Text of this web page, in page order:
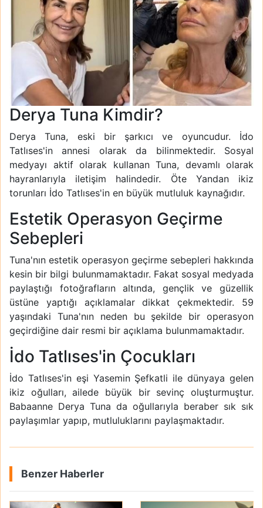
Derya Tuna Kimdir?
Derya Tuna, eski bir şarkıcı ve oyuncudur. İdo
Tatlıses'in annesi olarak da bilinmektedir. Sosyal
medyayı aktif olarak kullanan Tuna, devamlı olarak
hayranlarıyla iletişim halindedir. Öte Yandan ikiz
torunları İdo Tatlıses'in en büyük mutluluk kaynağıdır.
Estetik Operasyon Geçirme
Sebepleri
Tuna'nın estetik operasyon geçirme sebepleri hakkında
kesin bir bilgi bulunmamaktadır. Fakat sosyal medyada
paylaştığı fotoğrafların altında, gençlik ve güzellik
üstüne yaptığı açıklamalar dikkat çekmektedir. 59
yaşındaki Tuna'nın neden bu şekilde bir operasyon
geçirdiğine dair resmi bir açıklama bulunmamaktadır.
İdo Tatlıses'in Çocukları
İdo Tatlıses'in eşi Yasemin Şefkatli ile dünyaya gelen
ikiz oğulları, ailede büyük bir sevinç oluşturmuştur.
Babaanne Derya Tuna da oğullarıyla beraber sık sık
paylaşımlar yapıp, mutluluklarını paylaşmaktadır.
Benzer Haberler